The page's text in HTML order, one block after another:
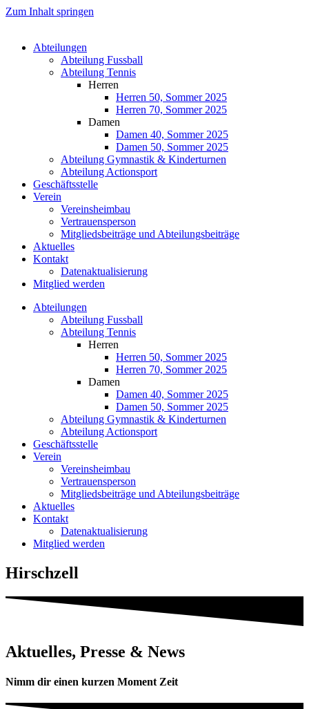
Zum Inhalt springen
Abteilungen
Abteilung Fussball
Abteilung Tennis
Herren
Herren 50, Sommer 2025
Herren 70, Sommer 2025
Damen
Damen 40, Sommer 2025
Damen 50, Sommer 2025
Abteilung Gymnastik & Kinderturnen
Abteilung Actionsport
Geschäftsstelle
Verein
Vereinsheimbau
Vertrauensperson
Mitgliedsbeiträge und Abteilungsbeiträge
Aktuelles
Kontakt
Datenaktualisierung
Mitglied werden
Abteilungen
Abteilung Fussball
Abteilung Tennis
Herren
Herren 50, Sommer 2025
Herren 70, Sommer 2025
Damen
Damen 40, Sommer 2025
Damen 50, Sommer 2025
Abteilung Gymnastik & Kinderturnen
Abteilung Actionsport
Geschäftsstelle
Verein
Vereinsheimbau
Vertrauensperson
Mitgliedsbeiträge und Abteilungsbeiträge
Aktuelles
Kontakt
Datenaktualisierung
Mitglied werden
Hirschzell
Aktuelles, Presse & News
Nimm dir einen kurzen Moment Zeit